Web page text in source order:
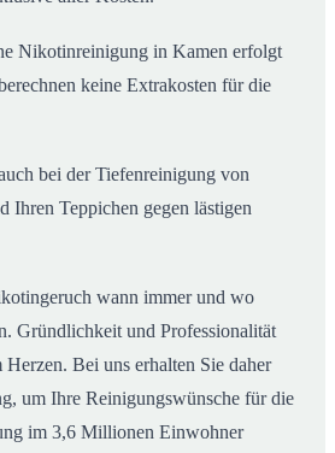
Nikotinreinigung in Kamen erfolgt
keine Extrakosten für die
bei der Tiefenreinigung von
Ihren Teppichen gegen lästigen
wann immer und wo
Gründlichkeit und Professionalität
Herzen. Bei uns erhalten Sie daher
um Ihre Reinigungswünsche für die
im 3,6 Millionen Einwohner